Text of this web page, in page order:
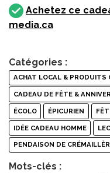
Achetez ce
media.ca
Catégories :
ACHAT LOCAL & PRODUITS
CADEAU DE FÊTE &
ÉCOLO ÉPICURIEN
IDÉE CADEAU HOMME
PENDAISON DE
Mots-clés :